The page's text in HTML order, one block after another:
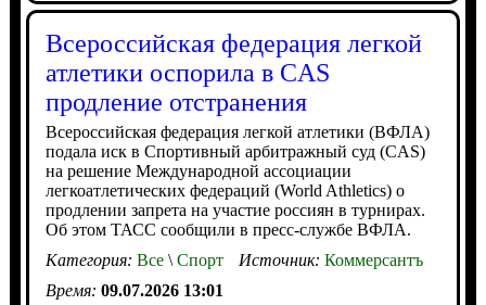
Всероссийская федерация легкой
атлетики оспорила в CAS
продление отстранения
Всероссийская федерация легкой атлетики (ВФЛА)
подала иск в Спортивный арбитражный суд (CAS)
на решение Международной ассоциации
легкоатлетических федераций (World Athletics) о
продлении запрета на участие россиян в турнирах.
Об этом ТАСС сообщили в пресс-службе ВФЛА.
Категория: Все\Спорт Источник: Коммерсантъ
Время: 09.07.2026 13:01